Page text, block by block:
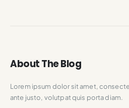
About The Blog
Lorem ipsum dolor sit amet,
ante justo, volutpat quis porta diam.